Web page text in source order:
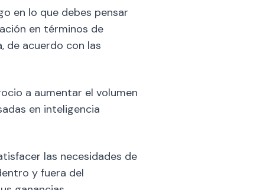
en lo que debes pensar
en términos de
de acuerdo con las
a aumentar el volumen
en inteligencia
las necesidades de
y fuera del